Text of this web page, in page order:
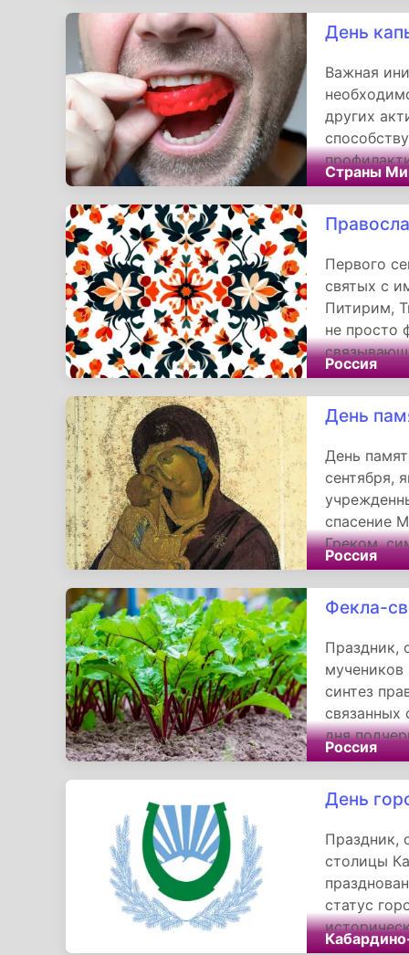
о
День
Важная
других
защитных
выбрать
спорт,
избежать
Страны
Первого
святых с
Питирим,
не просто
Каждое из
историю,
которые
Россия
День
День
сентября,
спасение
Греком,
русскую
защитница
крестные
Россия
Фекла-
Праздник,
мучеников
синтез
дня
его
жизни.
Днём
Россия
День
Праздник,
столицы
статус